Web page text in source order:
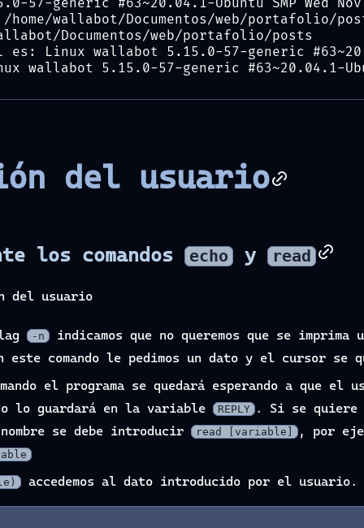
generic #63~20.04.1-Ubuntu SMP Wed Nov
wallabot/Documentos/web/portafolio/
Documentos/web/portafolio/posts
Linux wallabot 5.15.0-57-generic
5.15.0-57-generic #63~20.04.1-
del usuario
los comandos echo y read
del usuario
-n
indicamos que no queremos que se
este comando le pedimos un dato y el cursor se
el programa se quedará esperando a que el
lo guardará en la variable
REPLY . Si se quiere
se debe introducir
read [variable] , por
accedemos al dato introducido por el usuario.